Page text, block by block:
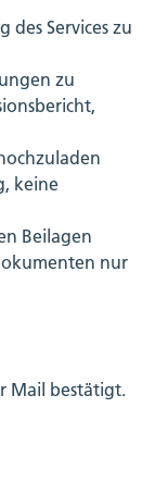
des Services zu
zu
keine
Beilagen
nur
Mail bestätigt.